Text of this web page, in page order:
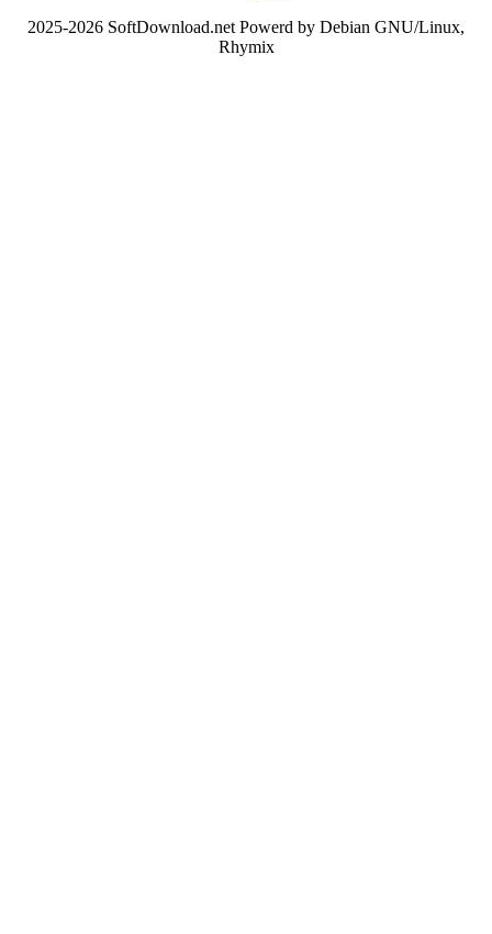
2025-2026 SoftDownload.net Powerd by Debian GNU/Linux,
Rhymix